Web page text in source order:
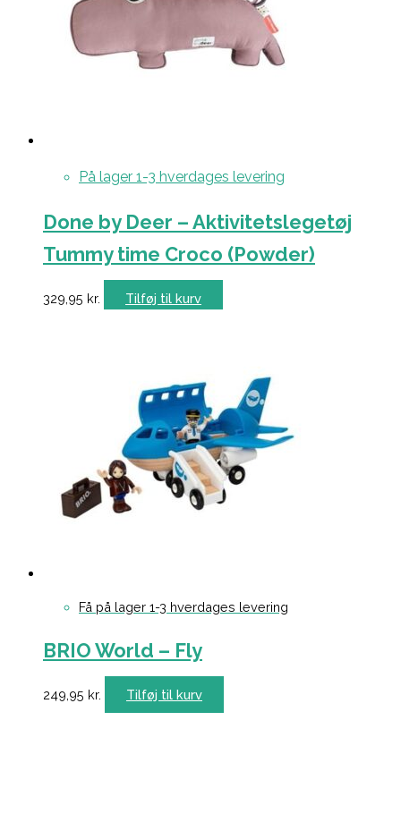
På lager 1-3 hverdages levering
Done by Deer – Aktivitetslegetøj
Tummy time Croco (Powder)
329,95 kr. Tilføj til kurv
Få på lager 1-3 hverdages levering
BRIO World – Fly
249,95 kr. Tilføj til kurv